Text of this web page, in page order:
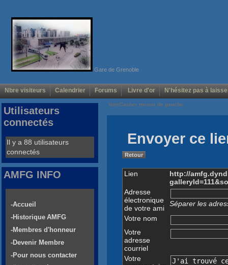
Gare de Grenoble
Nbre visiteurs Calendrier Forums Livre d'or N'hésitez pas à
Voir/Cacher menus de gauche
Envoyer ce
Retour
Lien
http://
Adresse
électronique
de votre ami
Séparer les
Votre nom
Votre
adresse
courriel
Votre
Utilisateurs
connectés
Il y a 88 utilisateurs
connectés
AMFG INFO
-Accueil
-Historique AMFG
-Membres d'honneur
-Devenir Membre
-Pour nous contacter